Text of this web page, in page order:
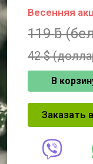
Весенняя
119ƃ
42$
В
Заказать